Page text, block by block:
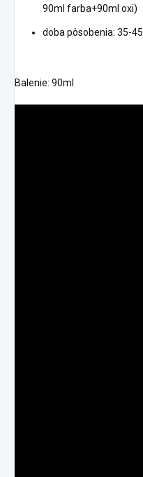
90ml farba+90ml oxi)
doba pôsobenia: 35-
Balenie: 90ml